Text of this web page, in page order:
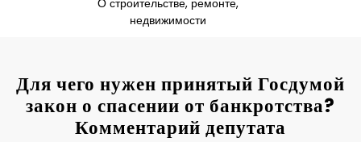
О строительстве, ремонте,
недвижимости
Для чего нужен принятый Госдумой
закон о спасении от банкротства?
Комментарий депутата